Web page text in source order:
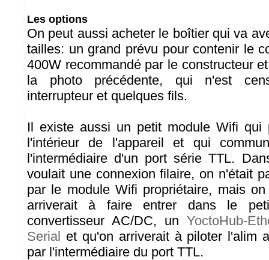
Les options
On peut aussi acheter le boîtier qui va
tailles: un grand prévu pour contenir le
400W recommandé par le constructeur
la photo précédente, qui n'est
interrupteur et quelques fils.
Il existe aussi un petit module Wifi qui
l'intérieur de l'appareil et qui
l'intermédiaire d'un port série TTL.
voulait une connexion filaire, on n'était
par le module Wifi propriétaire, mais
arriverait à faire entrer dans le
convertisseur AC/DC, un YoctoHub-
Serial et qu'on arriverait à piloter l'alim
par l'intermédiaire du port TTL.